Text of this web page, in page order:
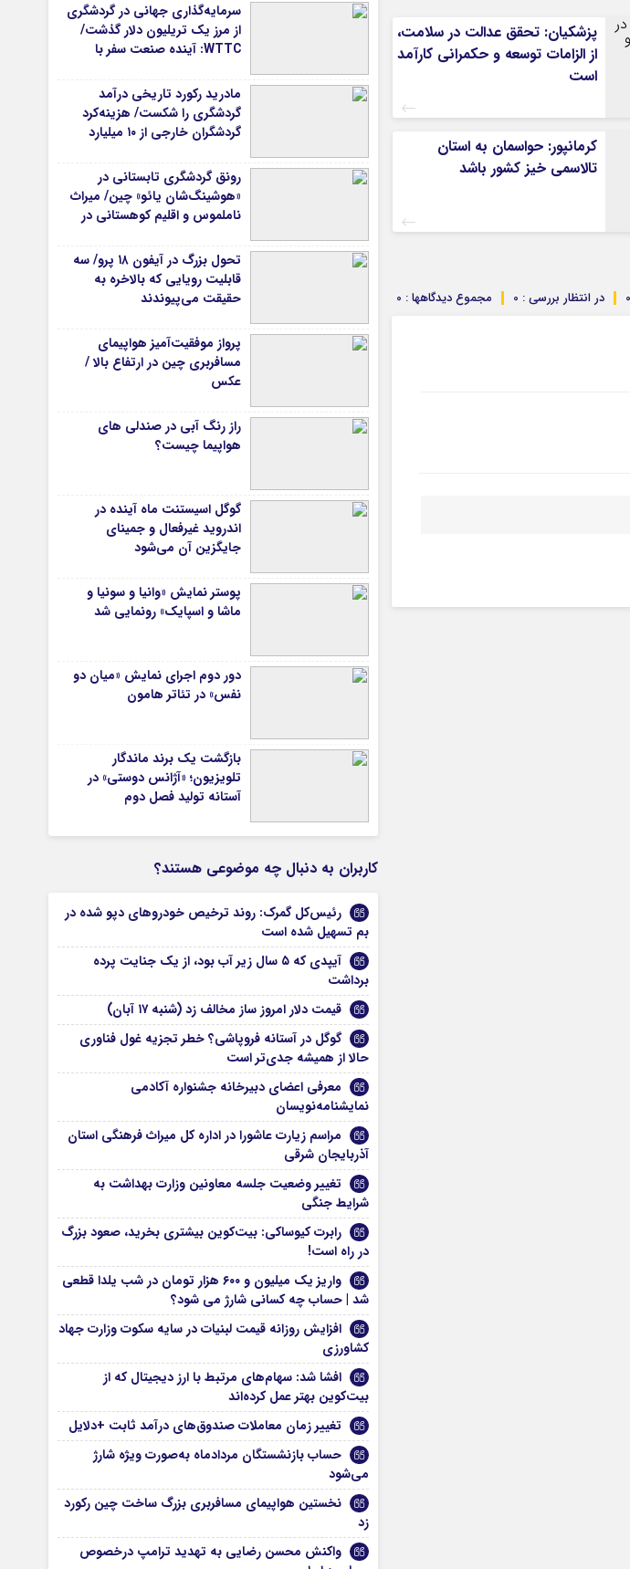
پزشکیان: تحقق عدالت در سلامت،
از الزامات توسعه و حکمرانی کارآمد
است
کرمانپور: حواسمان به استان
تالاسمی خیز کشور باشد
مجموع دیدگاهها : 0 در انتظار بررسی : 0
سرمایه‌گذاری جهانی در گردشگری
از مرز یک تریلیون دلار گذشت/
WTTC: آینده صنعت سفر با
تضمین می‌شود
مادرید رکورد تاریخی درآمد
گردشگری را شکست/ هزینه‌کرد
گردشگران خارجی از ۱۰ میلیارد
رونق گردشگری تابستانی در
«هوشینگ‌شان یائو» چین/ میراث
ناملموس و اقلیم کوهستانی در
تحول بزرگ در آیفون ۱۸ پرو/ سه
قابلیت رویایی که بالاخره به
حقیقت می‌پیوندند
پرواز موفقیت‌آمیز هواپیمای
مسافربری چین در ارتفاع بالا /
عکس
راز رنگ آبی در صندلی های
هواپیما چیست؟
گوگل اسیستنت ماه آینده در
اندروید غیرفعال و جمینای
جایگزین آن می‌شود
پوستر نمایش «وانیا و سونیا و
ماشا و اسپایک» رونمایی شد
دور دوم اجرای نمایش «میان دو
نفس» در تئاتر هامون
بازگشت یک برند ماندگار
تلویزیون؛ «آژانس دوستی» در
آستانه تولید فصل دوم
کاربران به دنبال چه موضوعی هستند؟
رئیس‌کل گمرک: روند ترخیص خودروهای دپو شده در
بم تسهیل شده است
آیپدی که ۵ سال زیر آب بود، از یک جنایت پرده
برداشت
قیمت دلار امروز ساز مخالف زد (شنبه ۱۷ آبان)
گوگل در آستانه فروپاشی؟ خطر تجزیه غول فناوری
حالا از همیشه جدی‌تر است
معرفی اعضای دبیرخانه جشنواره آکادمی
نمایشنامه‌نویسان
مراسم زیارت عاشورا در اداره کل میراث فرهنگی استان
آذربایجان شرقی
تغییر وضعیت جلسه معاونین وزارت بهداشت به
شرایط جنگی
رابرت کیوساکی: بیت‌کوین بیشتری بخرید، صعود بزرگ
در راه است!
واریز یک میلیون و ۶۰۰ هزار تومان در شب یلدا قطعی
شد | حساب چه کسانی شارژ می شود؟
افزایش روزانه قیمت لبنیات در سایه سکوت وزارت جهاد
کشاورزی
افشا شد: سهام‌های مرتبط با ارز دیجیتال که از
بیت‌کوین بهتر عمل کرده‌اند
تغییر زمان معاملات صندوق‌های درآمد ثابت +دلایل
حساب بازنشستگان مردادماه به‌صورت ویژه شارژ
می‌شود
نخستین هواپیمای مسافربری بزرگ ساخت چین رکورد
زد
واکنش محسن رضایی به تهدید ترامپ درخصوص